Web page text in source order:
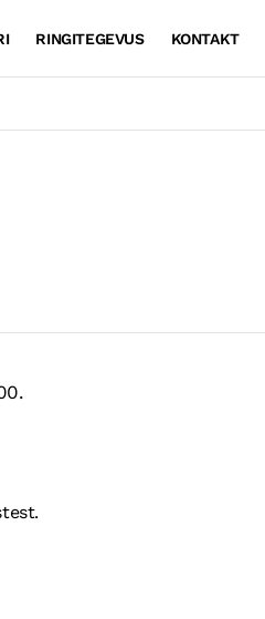
RINGITEGEVUS KONTAKT